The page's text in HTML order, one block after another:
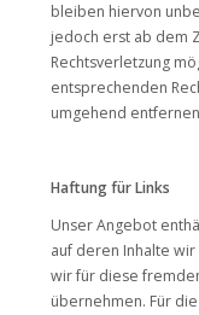
bleiben hiervon
jedoch erst ab dem
Rechtsverletzung
entsprechenden
umgehend
Haftung für Links
Unser Angebot
auf deren Inhalte wir
wir für diese
übernehmen. Für